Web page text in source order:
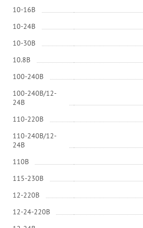
10-16В
10-24В
10-30В
10.8В
100-240В
100-240В/12-
24В
110-220В
110-240В/12-
24В
110В
115-230В
12-220В
12-24-220В